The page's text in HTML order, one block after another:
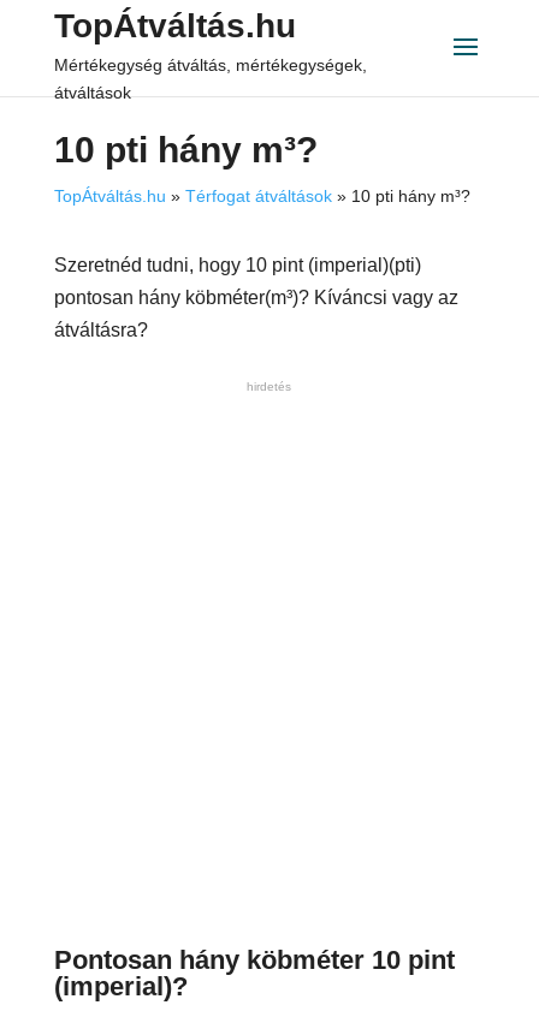
TopÁtváltás.hu
Mértékegység átváltás, mértékegységek,
átváltások
10 pti hány m³?
TopÁtváltás.hu » Térfogat átváltások» 10 pti hány m³?
Szeretnéd tudni, hogy 10 pint (imperial)(pti)
pontosan hány köbméter(m³)? Kíváncsi vagy az
átváltásra?
hirdetés
Pontosan hány köbméter 10 pint
(imperial)?